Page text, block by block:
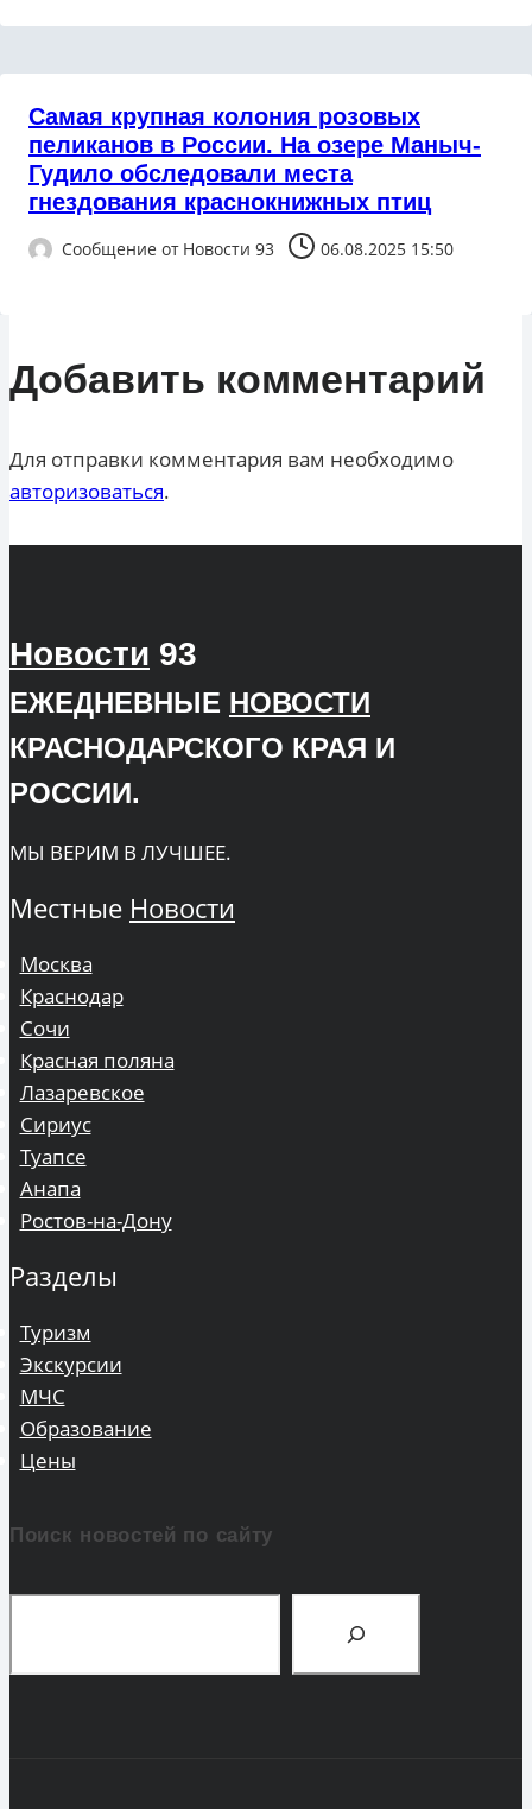
Самая крупная колония розовых
пеликанов в России. На озере Маныч-
Гудило обследовали места
гнездования краснокнижных птиц
Сообщение от Новости 93 06.08.2025 15:50
Добавить комментарий
Для отправки комментария вам необходимо
авторизоваться.
Новости 93
ЕЖЕДНЕВНЫЕ НОВОСТИ
КРАСНОДАРСКОГО КРАЯ И
РОССИИ.
МЫ ВЕРИМ В ЛУЧШЕЕ.
Местные Новости
Москва
Краснодар
Сочи
Красная поляна
Лазаревское
Сириус
Туапсе
Анапа
Ростов-на-Дону
Разделы
Туризм
Экскурсии
МЧС
Образование
Цены
Поиск новостей по сайту